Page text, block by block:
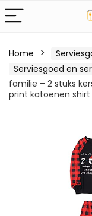
Home
Serviesgoed en
familie – 2 stuks
print katoenen